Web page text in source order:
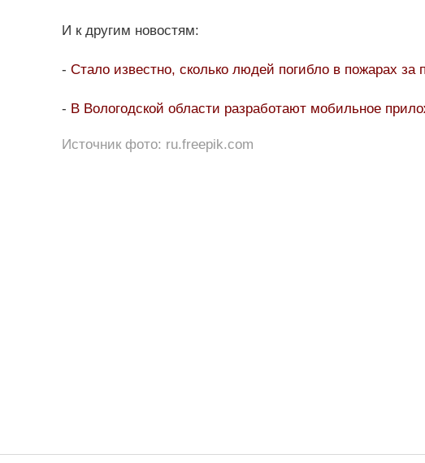
И к другим новостям:
- Стало известно, сколько людей погибло в пожарах за
- В Вологодской области разработают мобильное
Источник фото: ru.freepik.com